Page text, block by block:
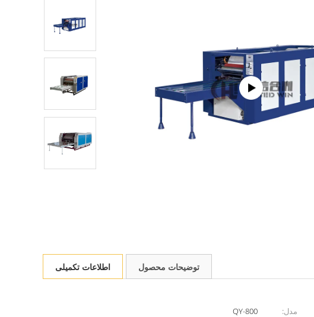
اطلاعات تکمیلی توضیحات محصول
مدل:
QY-800